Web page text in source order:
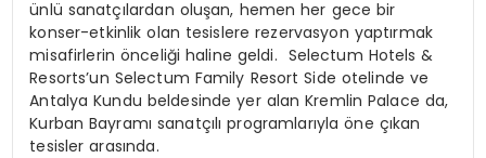
ünlü sanatçılardan oluşan, hemen her gece bir
konser-etkinlik olan tesislere rezervasyon yaptırmak
misafirlerin önceliği haline geldi. Selectum Hotels &
Resorts’un Selectum Family Resort Side otelinde ve
Antalya Kundu beldesinde yer alan Kremlin Palace da,
Kurban Bayramı sanatçılı programlarıyla öne çıkan
tesisler arasında.